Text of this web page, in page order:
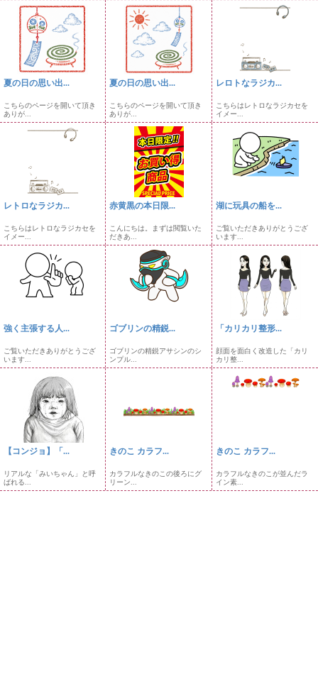
夏の日の思い出...
こちらのページを開いて頂き
ありが...
夏の日の思い出...
こちらのページを開いて頂き
ありが...
レロトなラジカ...
こちらはレトロなラジカセを
イメー...
レトロなラジカ...
こちらはレトロなラジカセを
イメー...
赤黄黒の本日限...
こんにちは。まずは閲覧いた
だきあ...
湖に玩具の船を...
ご覧いただきありがとうござ
います...
強く主張する人...
ご覧いただきありがとうござ
います...
ゴブリンの精鋭...
ゴブリンの精鋭アサシンのシ
ンプル...
「カリカリ整形...
顔面を面白く改造した「カリ
カリ整...
【コンジョ】「...
リアルな「みいちゃん」と呼
ばれる...
きのこ カラフ...
カラフルなきのこの後ろにグ
リーン...
きのこ カラフ...
カラフルなきのこが並んだラ
イン素...